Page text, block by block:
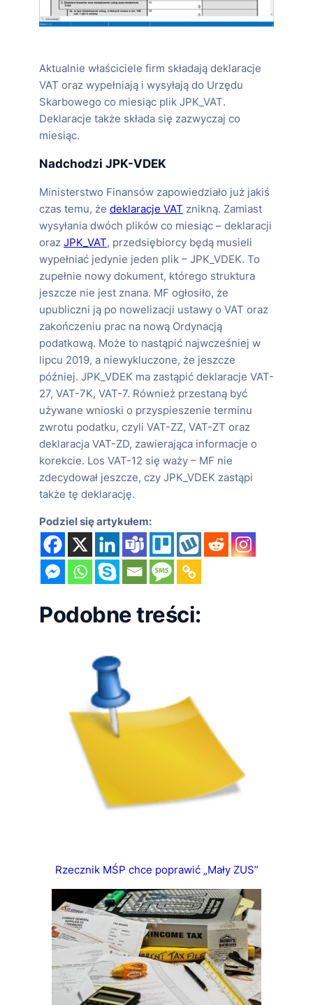
Aktualnie właściciele firm składają deklaracje
VAT oraz wypełniają i wysyłają do Urzędu
Skarbowego co miesiąc plik JPK_VAT.
Deklaracje także składa się zazwyczaj co
miesiąc.
Nadchodzi JPK-VDEK
Ministerstwo Finansów zapowiedziało już jakiś
czas temu, że deklaracje VAT znikną. Zamiast
wysyłania dwóch plików co miesiąc – deklaracji
oraz JPK_VAT, przedsiębiorcy będą musieli
wypełniać jedynie jeden plik – JPK_VDEK. To
zupełnie nowy dokument, którego struktura
jeszcze nie jest znana. MF ogłosiło, że
upubliczni ją po nowelizacji ustawy o VAT oraz
zakończeniu prac na nową Ordynacją
podatkową. Może to nastąpić najwcześniej w
lipcu 2019, a niewykluczone, że jeszcze
później. JPK_VDEK ma zastąpić deklaracje VAT-
27, VAT-7K, VAT-7. Również przestaną być
używane wnioski o przyspieszenie terminu
zwrotu podatku, czyli VAT-ZZ, VAT-ZT oraz
deklaracja VAT-ZD, zawierająca informacje o
korekcie. Los VAT-12 się waży – MF nie
zdecydował jeszcze, czy JPK_VDEK zastąpi
także tę deklarację.
Podziel się artykułem:
Podobne treści:
Rzecznik MŚP chce poprawić „Mały ZUS”